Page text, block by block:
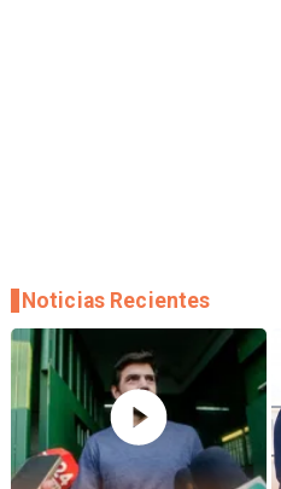
Noticias Recientes